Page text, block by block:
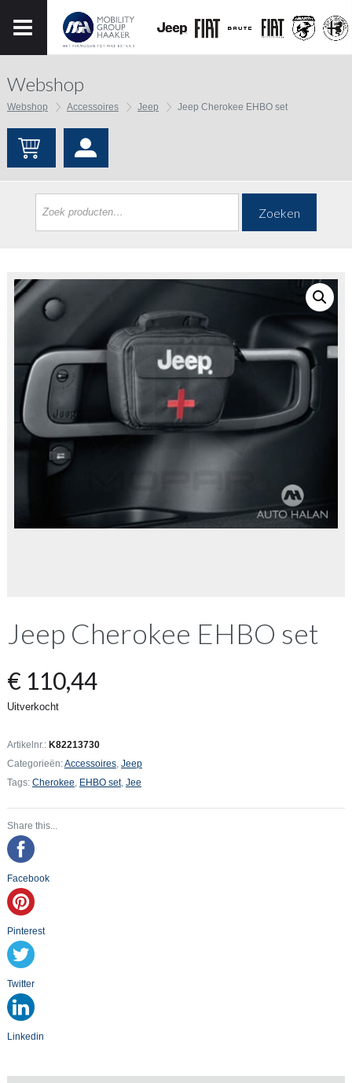
Webshop
Webshop Accessoires Jeep Jeep Cherokee EHBO set
Zoeken
Jeep Cherokee EHBO set
€110,44
Uitverkocht
Artikelnr.: K82213730
Categorieën:Accessoires, Jeep
Tags: Cherokee EHBO set, Jee
Share this...
Facebook
Pinterest
Twitter
Linkedin